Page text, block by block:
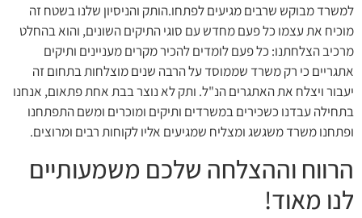
למשרד מבוקש שרבים מגיעים לפתחו.הותק והניסיון שלנו בשטח זה
מוכיח את עצמו כל פעם מחדש עם סוגי התיקים השונים, והוא בהחלט
מרכיב הצלחתנו: כל פעם לומדים להכיר מקרים מעניינים ותיקים
אתגריים כי רק משרד שממוסד על הרבה שנים מוצלחות בתחום זה
יעבור ויצלח את האתגרים הנ"ל. ותק לא נוצר בבת אחת פתאום, אנחנו
בתחילה עבדנו כשכירים במשרדים ותיקים ומוכרים ומשם התפתחנו
ופתחנו משרד משגשג ומצליח שמגיעים אליו לקוחות רבים ומרוצים.
הרווח וההצלחה שלכם משמעותיים
לנו מאוד!